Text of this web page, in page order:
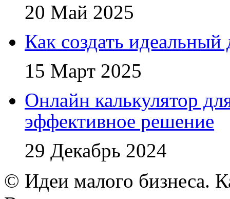
20 Май 2025
Как создать
15 Март 2025
Онлайн калькулятор
эффективное решение
29 Декабрь 2024
© Идеи малого бизнеса.